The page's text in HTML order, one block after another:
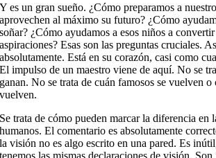
Y es un gran sueño. ¿Cómo preparamos a
aprovechen al máximo su futuro? ¿Cómo
soñar? ¿Cómo ayudamos a esos niños a convertir
aspiraciones? Esas son las preguntas cruciales.
absolutamente. Está en su corazón, casi como
El impulso de un maestro viene de aquí. No se
ganan. No se trata de cuán famosos se vuelven o
vuelven.
Se trata de cómo pueden marcar la diferencia en
humanos. El comentario es absolutamente
la visión no es algo escrito en una pared. Es
tenemos las mismas declaraciones de visión.